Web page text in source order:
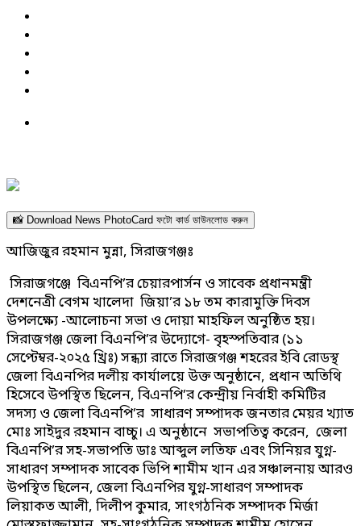
📸 Download News PhotoCard ফটো কার্ড ডাউনলোড করুন
আজিজুর রহমান মুন্না, সিরাজগঞ্জঃ
সিরাজগঞ্জে বিএনপি’র চেয়ারপার্সন ও সাবেক প্রধানমন্ত্রী
দেশনেত্রী বেগম খালেদা জিয়া’র ১৮ তম কারামুক্তি দিবস
উপলক্ষ্যে -আলোচনা সভা ও দোয়া মাহফিল অনুষ্ঠিত হয়।
সিরাজগঞ্জ জেলা বিএনপি’র উদ্যোগে- বৃহস্পতিবার (১১
সেপ্টেম্বর-২০২৫ খ্রিঃ) সন্ধ্যা রাতে সিরাজগঞ্জ শহরের ইবি রোডস্থ
জেলা বিএনপির দলীয় কার্যালয়ে উক্ত অনুষ্ঠানে, প্রধান অতিথি
হিসেবে উপস্থিত ছিলেন, বিএনপি’র কেন্দ্রীয় নির্বাহী কমিটির
সদস্য ও জেলা বিএনপি’র সাধারণ সম্পাদক জনতার মেয়র খ্যাত
মোঃ সাইদুর রহমান বাচ্চু। এ অনুষ্ঠানে সভাপতিত্ব করেন, জেলা
বিএনপি’র সহ-সভাপতি ডাঃ আব্দুল লতিফ এবং সিনিয়র যুগ্ন-
সাধারণ সম্পাদক সাবেক ভিপি শামীম খান এর সঞ্চালনায় আরও
উপস্থিত ছিলেন, জেলা বিএনপির যুগ্ন-সাধারণ সম্পাদক
লিয়াকত আলী, দিলীপ কুমার, সাংগঠনিক সম্পাদক মির্জা